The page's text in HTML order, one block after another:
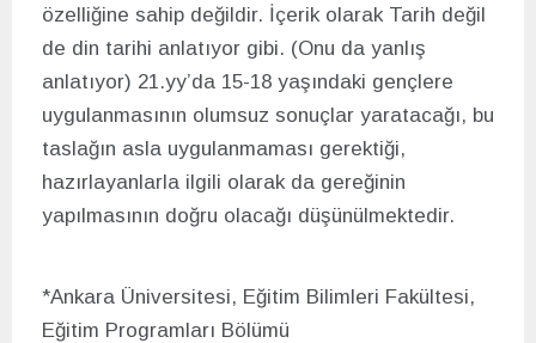
özelliğine sahip değildir. İçerik olarak Tarih değil
de din tarihi anlatıyor gibi. (Onu da yanlış
anlatıyor) 21.yy’da 15-18 yaşındaki gençlere
uygulanmasının olumsuz sonuçlar yaratacağı, bu
taslağın asla uygulanmaması gerektiği,
hazırlayanlarla ilgili olarak da gereğinin
yapılmasının doğru olacağı düşünülmektedir.
*Ankara Üniversitesi, Eğitim Bilimleri Fakültesi,
Eğitim Programları Bölümü